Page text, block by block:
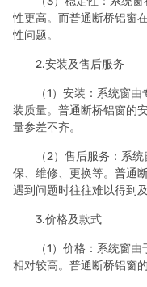
性更高。而普通断桥铝窗
性问题。
2.安装及售后服务
（1）安装：系统窗
装质量。普通断桥铝窗的
量参差不齐。
（2）售后服务：系
保、维修、更换等。普通
遇到问题时往往难以得到及
3.价格及款式
（1）价格：系统窗
相对较高。普通断桥铝窗